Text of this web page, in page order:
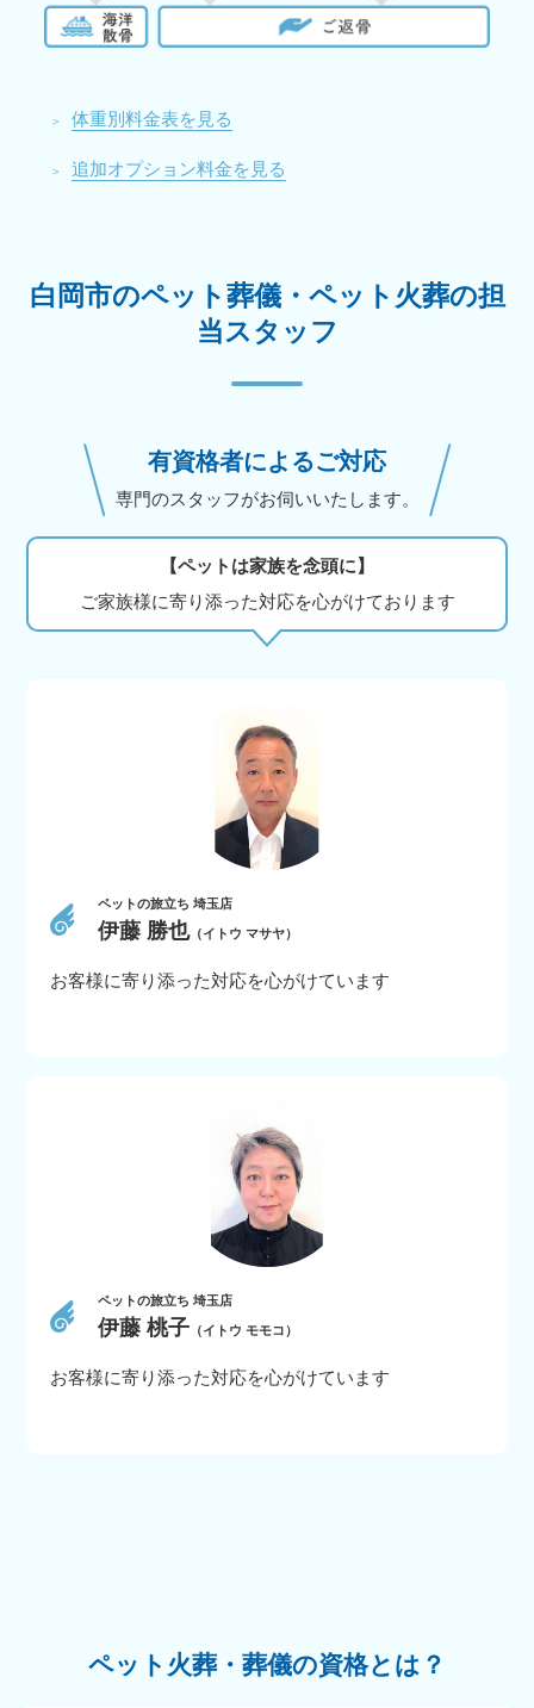
体重別料金表を見る
追加オプション料金を見る
白岡市のペット葬儀・ペット火葬の担
当スタッフ
有資格者によるご対応
専門のスタッフがお伺いいたします。
【ペットは家族を念頭に】
ご家族様に寄り添った対応を心がけております
ペットの旅立ち 埼玉店
伊藤 勝也（イトウ マサヤ）
お客様に寄り添った対応を心がけています
ペットの旅立ち 埼玉店
伊藤 桃子 （イトウ モモコ）
お客様に寄り添った対応を心がけています
ペット火葬・葬儀の資格とは？